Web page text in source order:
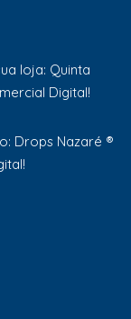
loja: Quinta
Digital!
Drops Nazaré ®